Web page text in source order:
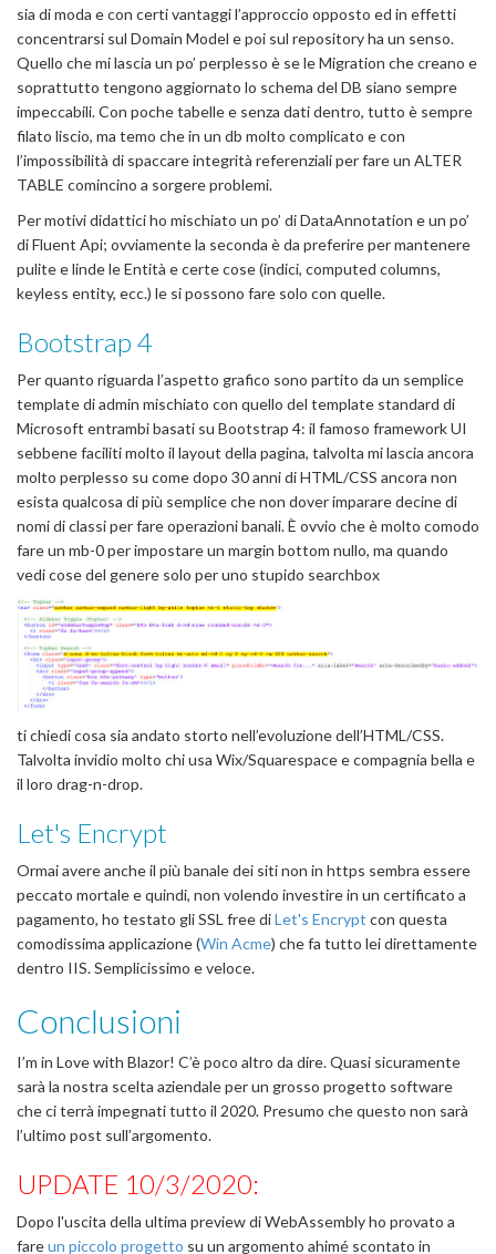
sia di moda e con certi vantaggi l’approccio opposto ed in effetti
concentrarsi sul Domain Model e poi sul repository ha un senso.
Quello che mi lascia un po’ perplesso è se le Migration che creano e
soprattutto tengono aggiornato lo schema del DB siano sempre
impeccabili. Con poche tabelle e senza dati dentro, tutto è sempre
filato liscio, ma temo che in un db molto complicato e con
l’impossibilità di spaccare integrità referenziali per fare un ALTER
TABLE comincino a sorgere problemi.
Per motivi didattici ho mischiato un po’ di DataAnnotation e un po’
di Fluent Api; ovviamente la seconda è da preferire per mantenere
pulite e linde le Entità e certe cose (indici, computed columns,
keyless entity, ecc.) le si possono fare solo con quelle.
Bootstrap 4
Per quanto riguarda l’aspetto grafico sono partito da un semplice
template di admin mischiato con quello del template standard di
Microsoft entrambi basati su Bootstrap 4: il famoso framework UI
sebbene faciliti molto il layout della pagina, talvolta mi lascia ancora
molto perplesso su come dopo 30 anni di HTML/CSS ancora non
esista qualcosa di più semplice che non dover imparare decine di
nomi di classi per fare operazioni banali. È ovvio che è molto comodo
fare un mb-0 per impostare un margin bottom nullo, ma quando
vedi cose del genere solo per uno stupido searchbox
ti chiedi cosa sia andato storto nell’evoluzione dell’HTML/CSS.
Talvolta invidio molto chi usa Wix/Squarespace e compagnia bella e
il loro drag-n-drop.
Let's Encrypt
Ormai avere anche il più banale dei siti non in https sembra essere
peccato mortale e quindi, non volendo investire in un certificato a
pagamento, ho testato gli SSL free diLet's Encrypt con questa
comodissima applicazione (Win Acme) che fa tutto lei direttamente
dentro IIS. Semplicissimo e veloce.
Conclusioni
I’m in Love with Blazor! C’è poco altro da dire. Quasi sicuramente
sarà la nostra scelta aziendale per un grosso progetto software
che ci terrà impegnati tutto il 2020. Presumo che questo non sarà
l’ultimo post sull’argomento.
UPDATE 10/3/2020:
Dopo l'uscita della ultima preview di WebAssembly ho provato a
fareun piccolo progetto su un argomento ahimé scontato in